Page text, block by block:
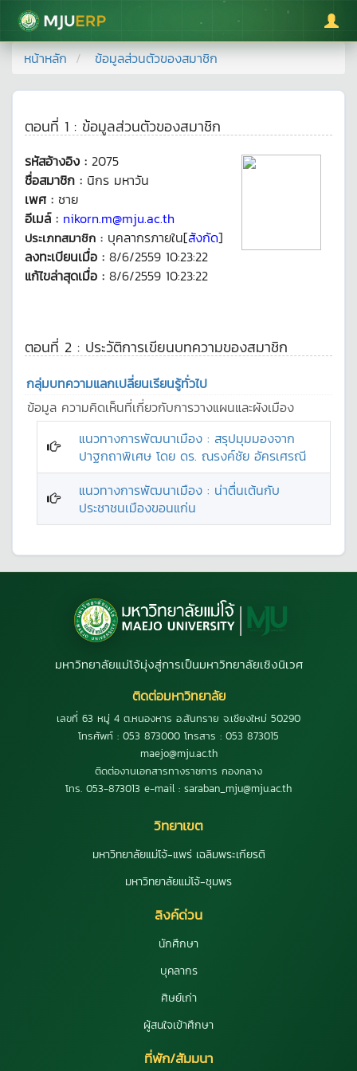
มหาวิทยาลัยแม่โจ้
หน้าหลัก ข้อมูลส่วนตัวของสมาชิก
ตอนที่ 1 : ข้อมูลส่วนตัวของสมาชิก
รหัสอ้างอิง : 2075
ชื่อสมาชิก : นิกร มหาวัน
เพศ : ชาย
อีเมล์ : nikorn.m@mju.ac.th
ประเภทสมาชิก : บุคลากรภายใน[สังกัด]
ลงทะเบียนเมื่อ : 8/6/2559 10:23:22
แก้ไขล่าสุดเมื่อ : 8/6/2559 10:23:22
ตอนที่ 2 : ประวัติการเขียนบทความของสมาชิก
กลุ่มบทความแลกเปลี่ยนเรียนรู้ทั่วไป
ข้อมูล ความคิดเห็นที่เกี่ยวกับการวางแผนและผังเมือง
แนวทางการพัฒนาเมือง : สรุปมุมมองจาก
ปาฐกถาพิเศษ โดย ดร. ณรงค์ชัย อัครเศรณี
แนวทางการพัฒนาเมือง : น่าตื่นเต้นกับ
ประชาชนเมืองขอนแก่น
มหาวิทยาลัยแม่โจ้มุ่งสู่การเป็นมหาวิทยาลัยเชิงนิเวศ
ติดต่อมหาวิทยาลัย
เลขที่ 63 หมู่ 4 ต.หนองหาร อ.สันทราย จ.เชียงใหม่ 50290
โทรศัพท์ : 053 873000 โทรสาร : 053 873015
maejo@mju.ac.th
ติดต่องานเอกสารทางราชการ กองกลาง
โทร. 053-873013 e-mail : saraban_mju@mju.ac.th
วิทยาเขต
มหาวิทยาลัยแม่โจ้-แพร่ เฉลิมพระเกียรติ
มหาวิทยาลัยแม่โจ้-ชุมพร
ลิงค์ด่วน
นักศึกษา
บุคลากร
ศิษย์เก่า
ผู้สนใจเข้าศึกษา
ที่พัก/สัมมนา